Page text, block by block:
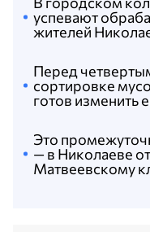
Это
— в Николаеве
Матвеевскому
Перед
сортировке
готов изменить
успевают
жителей